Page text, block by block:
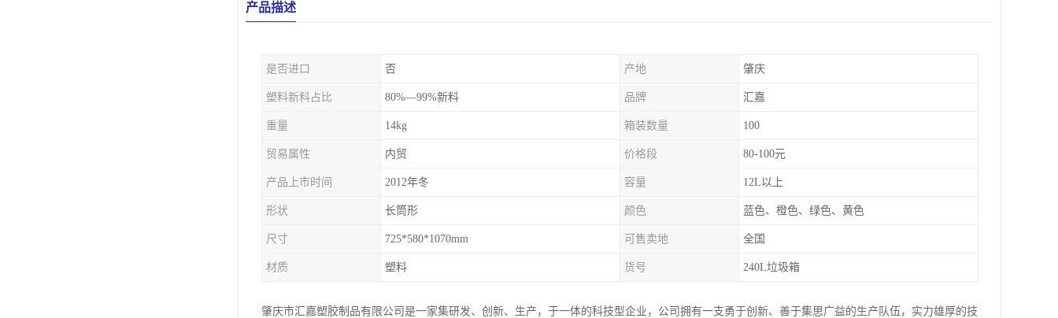
产品描述
是否进口 否 产地 肇庆
塑料新料占比 80%—99%新料 品牌 汇嘉
重量 14kg 箱装数量 100
贸易属性 内贸 价格段 80-100元
产品上市时间 2012年冬 容量 12L以上
形状 长筒形 颜色 蓝色、橙色、绿色、黄色
尺寸 725*580*1070mm 可售卖地 全国
材质 塑料 货号 240L垃圾箱
肇庆市汇嘉塑胶制品有限公司是一家集研发、创新、生产，于一体的科技型企业，公司拥有一支勇于创新、善于集思广益的生产队伍，实力雄厚的技